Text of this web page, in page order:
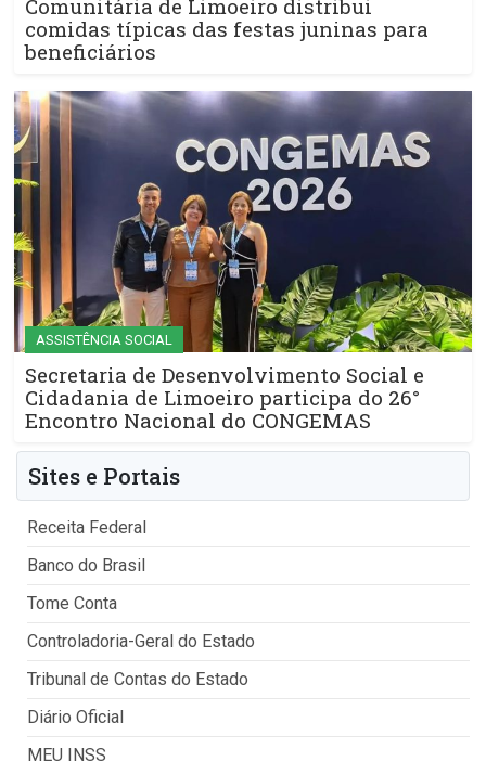
Comunitária de Limoeiro distribui
comidas típicas das festas juninas para
beneficiários
ASSISTÊNCIA SOCIAL
Secretaria de Desenvolvimento Social e
Cidadania de Limoeiro participa do 26°
Encontro Nacional do CONGEMAS
Sites e Portais
Receita Federal
Banco do Brasil
Tome Conta
Controladoria-Geral do Estado
Tribunal de Contas do Estado
Diário Oficial
MEU INSS